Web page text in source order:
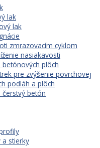
lak
lak
zmrazovacím cyklom
nasiakavosti
plôch
pre zvýšenie povrchovej
podláh a plôch
čerstvý betón
stierky